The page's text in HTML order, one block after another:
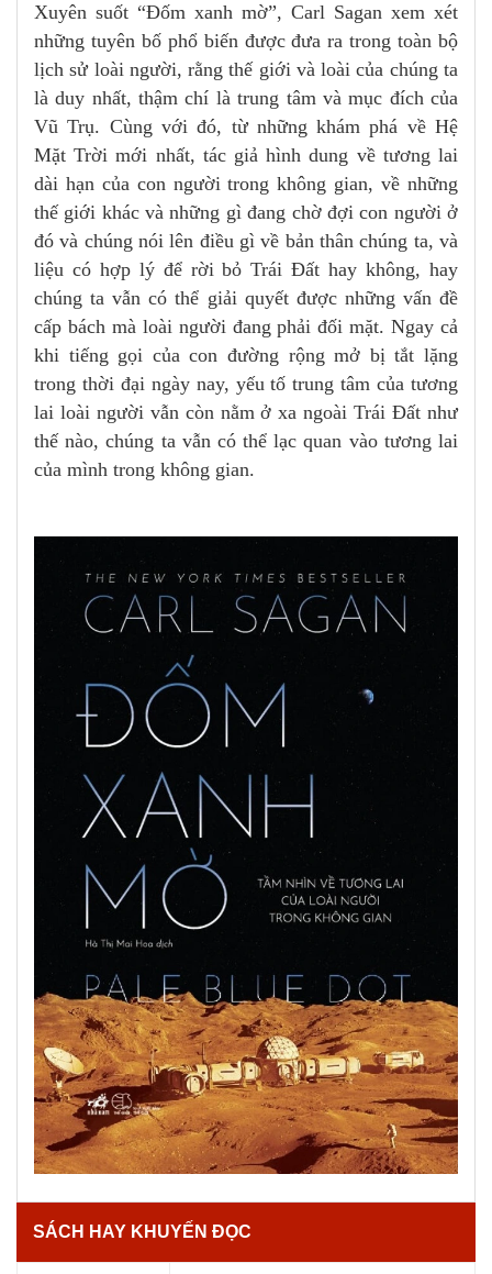
Xuyên suốt “Đốm xanh mờ”, Carl Sagan xem xét
những tuyên bố phổ biến được đưa ra trong toàn bộ
lịch sử loài người, rằng thế giới và loài của chúng ta
là duy nhất, thậm chí là trung tâm và mục đích của
Vũ Trụ. Cùng với đó, từ những khám phá về Hệ
Mặt Trời mới nhất, tác giả hình dung về tương lai
dài hạn của con người trong không gian, về những
thế giới khác và những gì đang chờ đợi con người ở
đó và chúng nói lên điều gì về bản thân chúng ta, và
liệu có hợp lý để rời bỏ Trái Đất hay không, hay
chúng ta vẫn có thể giải quyết được những vấn đề
cấp bách mà loài người đang phải đối mặt. Ngay cả
khi tiếng gọi của con đường rộng mở bị tắt lặng
trong thời đại ngày nay, yếu tố trung tâm của tương
lai loài người vẫn còn nằm ở xa ngoài Trái Đất như
thế nào, chúng ta vẫn có thể lạc quan vào tương lai
của mình trong không gian.
SÁCH HAY KHUYẾN ĐỌC